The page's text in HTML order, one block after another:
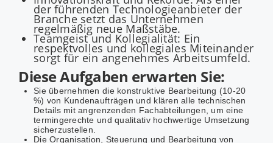
der führenden Technologieanbieter der
Branche setzt das Unternehmen
regelmäßig neue Maßstäbe.
Teamgeist und Kollegialität: Ein
respektvolles und kollegiales Miteinander
sorgt für ein angenehmes Arbeitsumfeld.
Diese Aufgaben erwarten Sie:
Sie übernehmen die konstruktive Bearbeitung (10-20
%) von Kundenaufträgen und klären alle technischen
Details mit angrenzenden Fachabteilungen, um eine
termingerechte und qualitativ hochwertige Umsetzung
sicherzustellen.
Die Organisation, Steuerung und Bearbeitung von